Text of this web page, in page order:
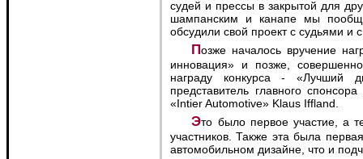
судей и прессы в закрытой для
шампанским и канапе мы
обсудили свой проект с судьями и
Позже началось вручение наград - мы получили приз в номинации «Лучшая
инновация» и позже,
награду конкурса - «Лучший
представитель главного
«Intier Automotive» Klaus Iffland.
Это было первое участие, а тем более и победа в этом конкурсе российских
участников. Также эта была
автомобильном дизайне, что и